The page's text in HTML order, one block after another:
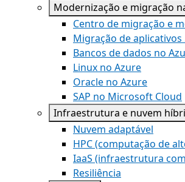
Modernização e migração
Centro de migração e
Migração de aplicativos
Bancos de dados no
Linux no Azure
Oracle no Azure
SAP no Microsoft Cloud
Infraestrutura e nuvem
Nuvem adaptável
HPC (computação de
IaaS (infraestrutura
Resiliência